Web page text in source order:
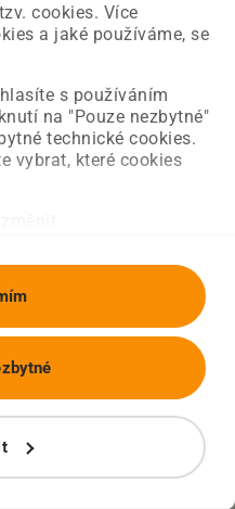
cookies. Více
a jaké používáme, se
s používáním
na "Pouze nezbytné"
technické cookies.
vybrat, které cookies
a už ji opravujeme.
požadovanou stránku.
Úvodní strana